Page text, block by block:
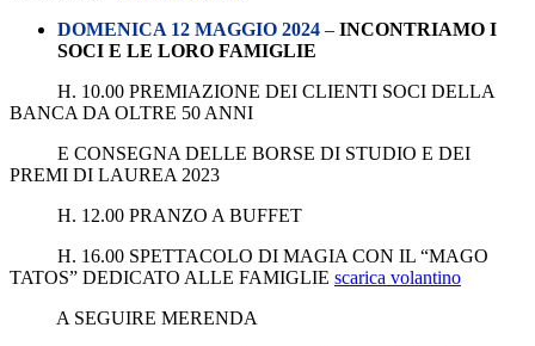
DOMENICA 12 MAGGIO 2024 – INCONTRIAMO I
SOCI E LE LORO FAMIGLIE
H. 10.00 PREMIAZIONE DEI CLIENTI SOCI DELLA
BANCA DA OLTRE 50 ANNI
E CONSEGNA DELLE BORSE DI STUDIO E DEI
PREMI DI LAUREA 2023
H. 12.00 PRANZO A BUFFET
H. 16.00 SPETTACOLO DI MAGIA CON IL “MAGO
TATOS” DEDICATO ALLE FAMIGLIE scarica volantino
A SEGUIRE MERENDA